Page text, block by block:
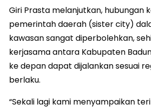
Giri Prasta melanjutkan, hubungan
pemerintah daerah (sister city)
kawasan sangat diperbolehkan,
kerjasama antara Kabupaten
ke depan dapat dijalankan sesuai
berlaku.
“Sekali lagi kami menyampaikan